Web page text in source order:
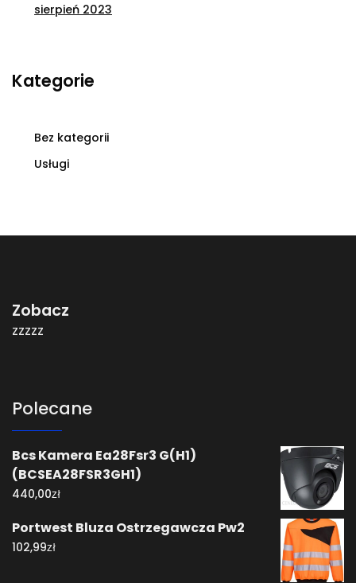
sierpień 2023
Kategorie
Bez kategorii
Usługi
Zobacz
zzzzz
Polecane
Bcs Kamera Ea28Fsr3 G(H1)
(BCSEA28FSR3GH1)
440,00zł
Portwest Bluza Ostrzegawcza Pw2
102,99zł